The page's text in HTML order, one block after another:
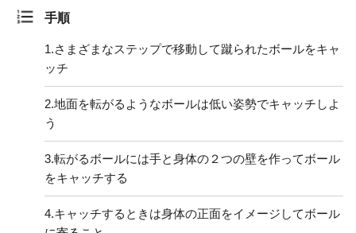
手順
1.さまざまなステップで移動して蹴られたボールをキャ
ッチ
2.地面を転がるようなボールは低い姿勢でキャッチしよ
う
3.転がるボールには手と身体の２つの壁を作ってボール
をキャッチする
4.キャッチするときは身体の正面をイメージしてボール